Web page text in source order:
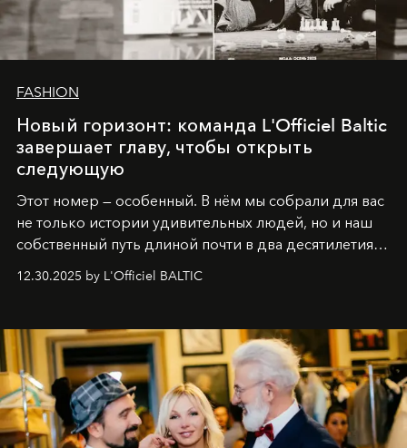
FASHION
Новый горизонт: команда L'Officiel Baltic
завершает главу, чтобы открыть
следующую
Этот номер — особенный. В нём мы собрали для вас
не только истории удивительных людей, но и наш
собственный путь длиной почти в два десятилетия.
Вместо привычного подведения итогов мы от всей
души говорим спасибо каждому, кто был с нами все
самыми искренними пожеланиями и теплом, ваша
командаL’Officiel Baltic .
12.30.2025 by L'Officiel BALTIC